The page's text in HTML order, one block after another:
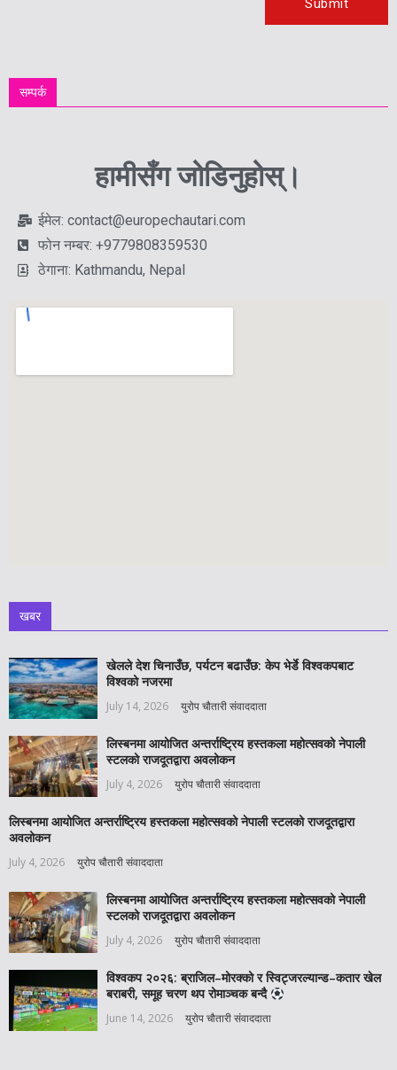
सम्पर्क
हामीसँग जोडिनुहोस्।
ईमेल: contact@europechautari.com
फोन नम्बर: +9779808359530
ठेगाना: Kathmandu, Nepal
खबर
खेलले देश चिनाउँछ, पर्यटन बढाउँछ: केप भेर्डे विश्वकपबाट
विश्वको नजरमा
July 14, 2026 युरोप चौतारी संवाददाता
लिस्बनमा आयोजित अन्तर्राष्ट्रिय हस्तकला महोत्सवको नेपाली
स्टलको राजदूतद्वारा अवलोकन
July 4, 2026 युरोप चौतारी संवाददाता
लिस्बनमा आयोजित अन्तर्राष्ट्रिय हस्तकला महोत्सवको नेपाली स्टलको राजदूतद्वारा
अवलोकन
July 4, 2026 युरोप चौतारी संवाददाता
लिस्बनमा आयोजित अन्तर्राष्ट्रिय हस्तकला महोत्सवको नेपाली
स्टलको राजदूतद्वारा अवलोकन
July 4, 2026 युरोप चौतारी संवाददाता
विश्वकप २०२६: ब्राजिल–मोरक्को र स्विट्जरल्यान्ड–कतार खेल
बराबरी, समूह चरण थप रोमाञ्चक बन्दै
June 14, 2026 युरोप चौतारी संवाददाता